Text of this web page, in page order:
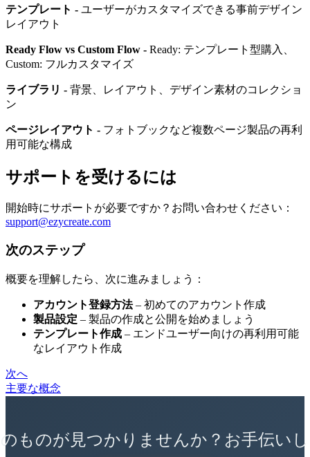
テンプレート - ユーザーがカスタマイズできる事前デザイン
レイアウト
Ready Flow vs Custom Flow - Ready: テンプレート型購入、
Custom: フルカスタマイズ
ライブラリ - 背景、レイアウト、デザイン素材のコレクショ
ン
ページレイアウト - フォトブックなど複数ページ製品の再利
用可能な構成
サポートを受けるには
開始時にサポートが必要ですか？お問い合わせください：
support@ezycreate.com
次のステップ
概要を理解したら、次に進みましょう：
アカウント登録方法– 初めてのアカウント作成
製品設定 – 製品の作成と公開を始めましょう
テンプレート作成 – エンドユーザー向けの再利用可能
なレイアウト作成
次へ
主要な概念
ものが見つかりませんか？お手伝い